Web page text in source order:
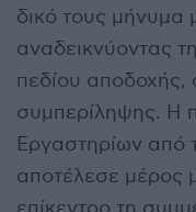
δικό τους μήνυμα
αναδεικνύοντας
πεδίου αποδοχής,
συμπερίληψης. Η
Εργαστηρίων από
αποτέλεσε μέρος